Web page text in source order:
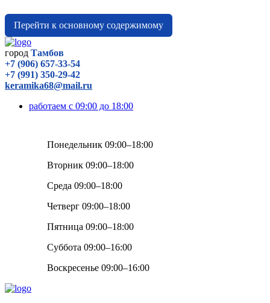
Перейти к основному содержимому
город Тамбов
+7 (906) 657-33-54
+7 (991) 350-29-42
keramika68@mail.ru
работаем с 09:00 до 18:00
Понедельник 09:00–18:00
Вторник 09:00–18:00
Среда 09:00–18:00
Четверг 09:00–18:00
Пятница 09:00–18:00
Суббота 09:00–16:00
Воскресенье 09:00–16:00